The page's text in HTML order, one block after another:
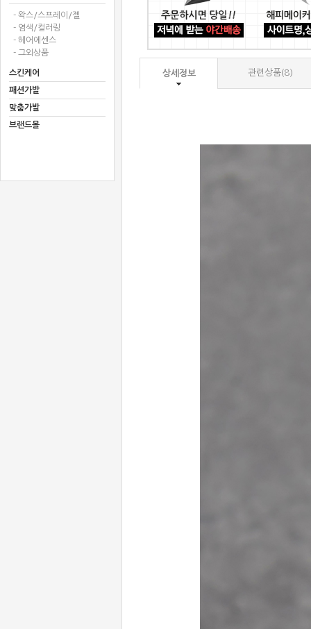
- 왁스/스프레이/젤
- 염색/컬러링
- 헤어에센스
- 그외상품
스킨케어
패션가발
맞춤가발
브랜드몰
상세정보 관련상품(8)